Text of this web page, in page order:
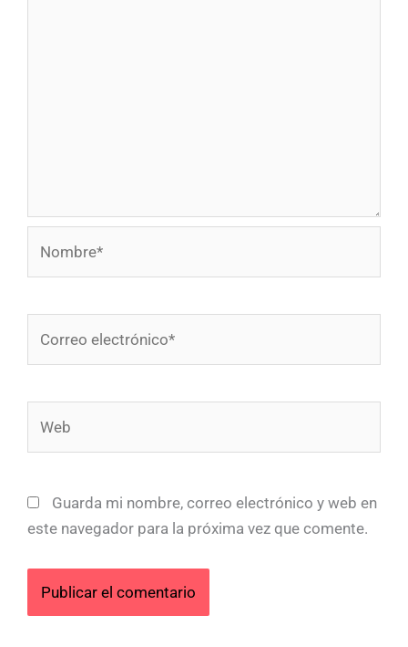
Guarda mi nombre, correo electrónico y web en
este navegador para la próxima vez que comente.